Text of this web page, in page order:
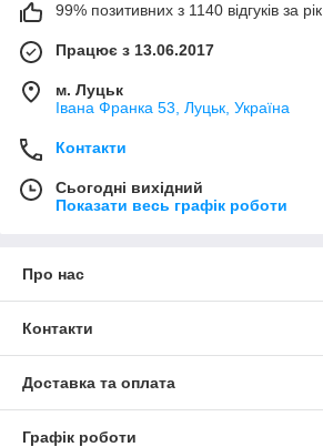
99% позитивних з 1140 відгуків за рік
Працює з 13.06.2017
м. Луцьк
Івана Франка 53, Луцьк, Україна
Контакти
Сьогодні вихідний
Показати весь графік роботи
Про нас
Контакти
Доставка та оплата
Графік роботи